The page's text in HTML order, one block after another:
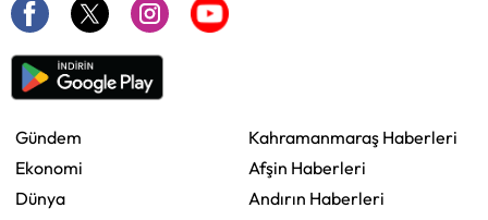
Gündem
Ekonomi
Dünya
Kahramanmaraş Haberleri
Afşin Haberleri
Andırın Haberleri